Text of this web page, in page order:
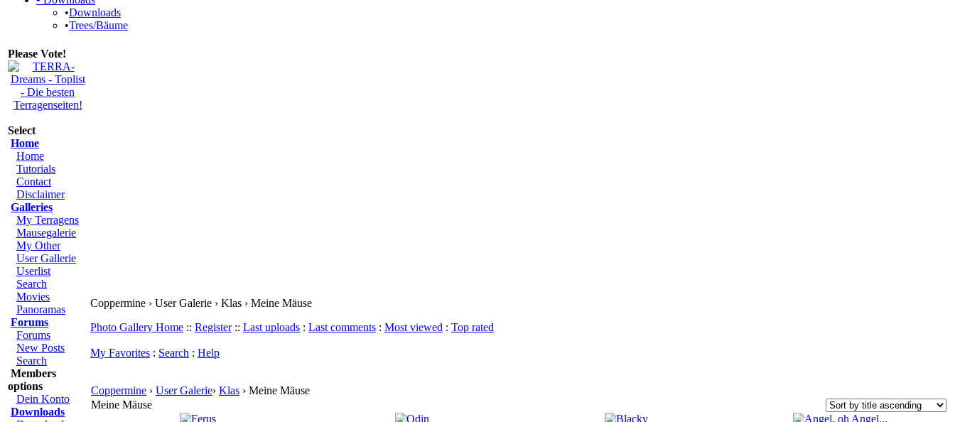
•Downloads
•Trees/Bäume
Please Vote!
Select
Home
Home
Tutorials
Contact
Disclaimer
Galleries
My Terragens
Mausegalerie
My Other
User Gallerie
Userlist
Search
Movies
Panoramas
Forums
Forums
New Posts
Search
Members
options
Dein Konto
Downloads
Coppermine › User Galerie › Klas › Meine Mäuse
Photo Gallery Home :: Register:: Last uploads : Last comments : Most viewed : Top rated
My Favorites : Search : Help
Coppermine › User Galerie› Klas › Meine Mäuse
Meine Mäuse